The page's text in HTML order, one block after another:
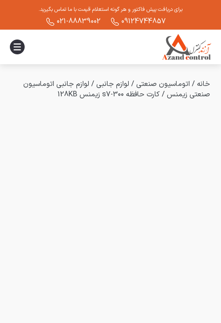
برای دریافت پیش فاکتور و هر گونه استعلام قیمت با ما تماس بگیرید.
09124744857
021-88839002
خانه / اتوماسیون صنعتی / لوازم جانبی / لوازم جانبی اتوماسیون
صنعتی زیمنس /کارت حافظه s7-300 زیمنس 128KB